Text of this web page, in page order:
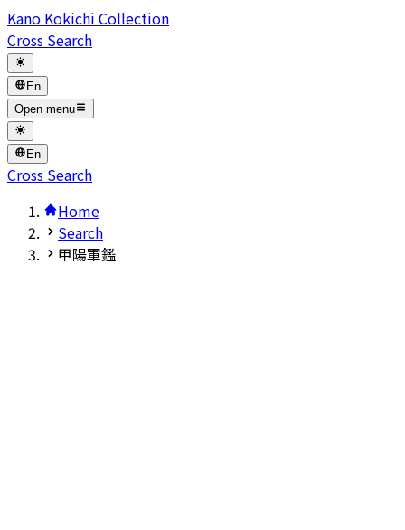
Kano Kokichi Collection
Cross Search
En
Open menu
En
Cross Search
Home
Search
甲陽軍鑑